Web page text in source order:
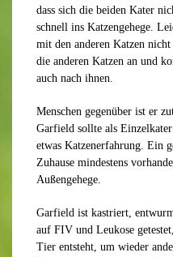
dass sich die beiden Kater
schnell ins Katzengehege.
mit den anderen Katzen
die anderen Katzen an und
auch nach ihnen.
Menschen gegenüber ist er
Garfield sollte als
etwas Katzenerfahrung. Ein
Zuhause mindestens
Außengehege.
Garfield ist kastriert,
auf FIV und Leukose
Tier entsteht, um wieder